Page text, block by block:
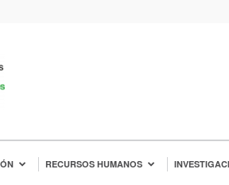
RECURSOS HUMANOS